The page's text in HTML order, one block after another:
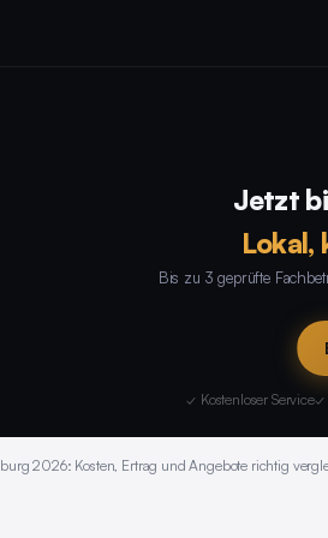
Jetzt
Lokal,
Bis zu 3 geprüfte
✓ Kostenloser Service✓
2026: Kosten, Ertrag und Angebote richtig